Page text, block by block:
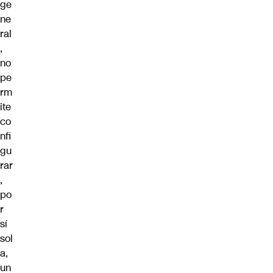
ge
ne
ral
,
no
pe
rm
ite
co
nfi
gu
rar
,
po
r
sí
sol
a,
un